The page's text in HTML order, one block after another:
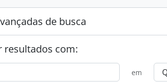
de busca
resultados com:
em